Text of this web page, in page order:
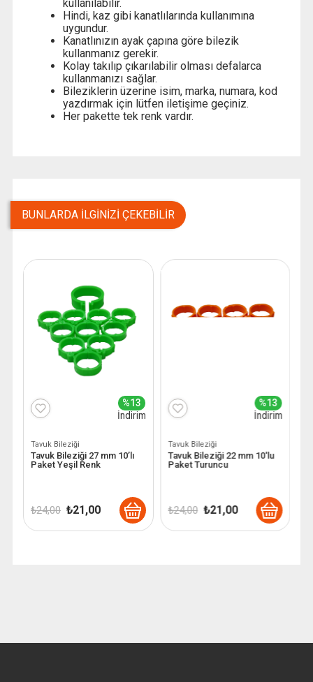
kullanılabilir.
Hindi, kaz gibi kanatlılarında kullanımına
uygundur.
Kanatlınızın ayak çapına göre bilezik
kullanmanız gerekir.
Kolay takılıp çıkarılabilir olması defalarca
kullanmanızı sağlar.
Bileziklerin üzerine isim, marka, numara, kod
yazdırmak için lütfen iletişime geçiniz.
Her pakette tek renk vardır.
BUNLARDA İLGINIZI ÇEKEBILIR
%13
İndirim
Tavuk Bileziği
Tavuk Bileziği 27 mm 10’lı
Paket Yeşil Renk
₺24,00 Orijinal
₺ 24,00.
₺21,00Şu
andaki
fiyat:
%13
İndirim
Tavuk Bileziği
Tavuk Bileziği 22 mm 10'lu
Paket Turuncu
₺24,00 Orijinal
₺ 24,00.
₺21,00Şu
andaki
fiyat: